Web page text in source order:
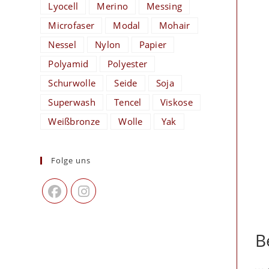
Lyocell
Merino
Messing
Microfaser
Modal
Mohair
Nessel
Nylon
Papier
Polyamid
Polyester
Schurwolle
Seide
Soja
Superwash
Tencel
Viskose
Weißbronze
Wolle Yak
Folge uns